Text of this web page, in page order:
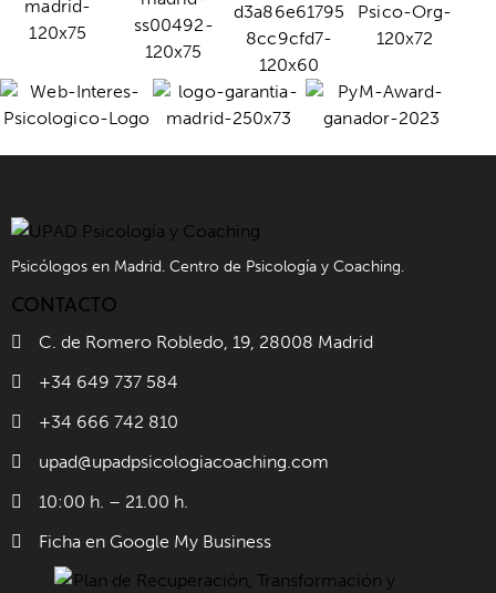
Psicólogos en Madrid. Centro de Psicología y Coaching.
CONTACTO
C. de Romero Robledo, 19, 28008 Madrid
+34 649 737 584
+34 666 742 810
upad@upadpsicologiacoaching.com
10:00 h. – 21.00 h.
Ficha en Google My Business